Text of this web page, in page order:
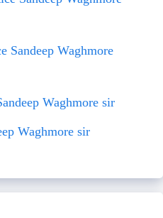
Sandeep Waghmore
Waghmore sir
Waghmore sir